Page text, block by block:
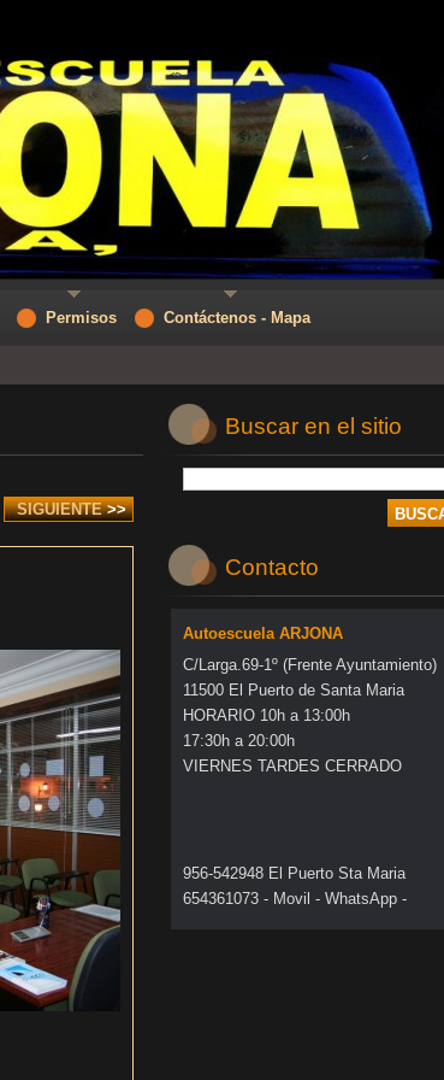
SIGUIENTE >>
Buscar en el sitio
Contacto
Autoescuela ARJONA
C/Larga.69-1º (Frente Ayuntamiento)
11500 El Puerto de Santa Maria
HORARIO 10h a 13:00h
17:30h a 20:00h
VIERNES TARDES CERRADO
956-542948 El Puerto Sta Maria
654361073 - Movil - WhatsApp -
Permisos Contáctenos - Mapa